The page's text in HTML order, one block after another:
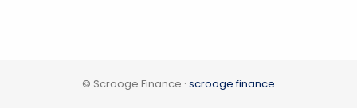
© Scrooge Finance · scrooge.finance